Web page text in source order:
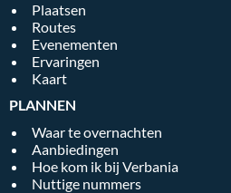
Plaatsen
Routes
Evenementen
Ervaringen
Kaart
PLANNEN
Waar te overnachten
Aanbiedingen
Hoe kom ik bij Verbania
Nuttige nummers